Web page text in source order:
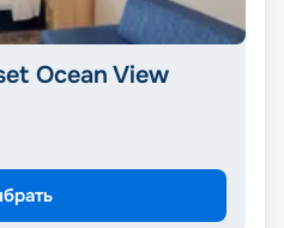
Ocean View